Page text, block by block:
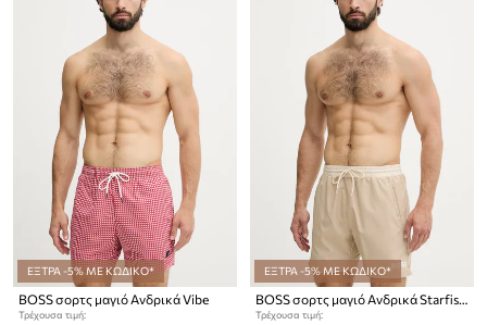
ΕΞΤΡΑ -5% ΜΕ ΚΩΔΙΚΟ*
BOSS σορτς μαγιό Ανδρικά Vibe
Τρέχουσα τιμή:
ΕΞΤΡΑ -5% ΜΕ ΚΩΔΙΚΟ*
BOSS σορτς μαγιό Ανδρικά Starfish
Τρέχουσα τιμή: